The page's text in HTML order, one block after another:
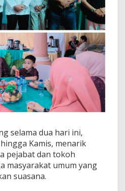
selama dua hari ini,
Kamis, menarik
pejabat dan tokoh
masyarakat umum yang
suasana.